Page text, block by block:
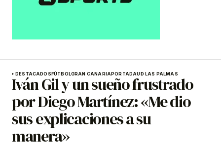
DESTACADOSFÚTBOLGRAN CANARIAPORTADAUD LAS PALMAS
Iván Gil y un sueño frustrado
por Diego Martínez: «Me dio
sus explicaciones a su
manera»